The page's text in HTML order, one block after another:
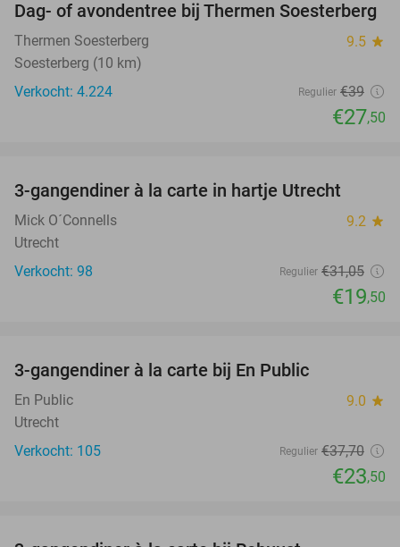
29%
Dag- of avondentree bij Thermen Soesterberg
Thermen Soesterberg 9.5 star
Soesterberg (10 km)
Verkocht: 4.224
Regulier €39
€27,50
3-gangendiner à la carte in hartje Utrecht
Mick O´Connells 9.2 star
Utrecht
Verkocht: 98
Regulier €31,05
€19,50
3-gangendiner à la carte bij En Public
En Public 9.0 star
Utrecht
Verkocht: 105
Regulier €37,70
€23,50